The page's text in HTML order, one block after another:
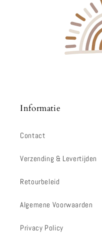
Informatie
Contact
Verzending & Levertijden
Retourbeleid
Algemene Voorwaarden
Privacy Policy